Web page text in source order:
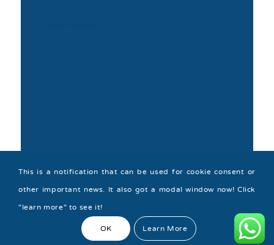
Shor Cohen powered by Enfold WordPress Theme
This is a notification that can be used for cookie consent or
other important news. It also got a modal window now! Click
"learn more" to see it!
OK Learn More